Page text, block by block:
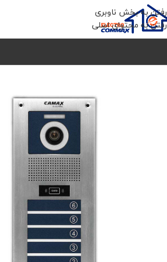
رفتن به بخش ناوبری
رفتن به محتوای اصلی